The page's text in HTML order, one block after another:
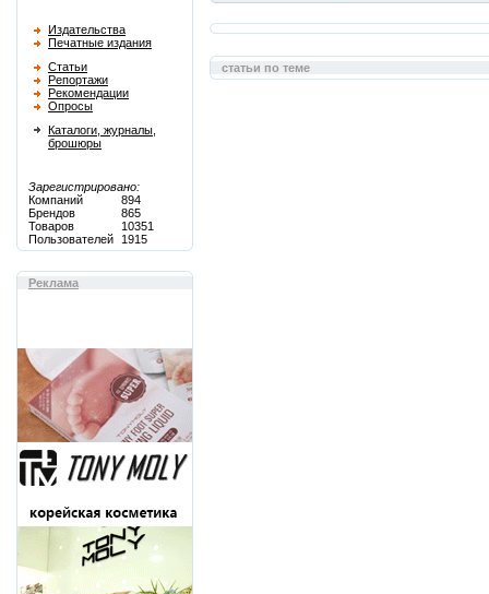
Издательства
Печатные издания
Статьи
Репортажи
Рекомендации
Опросы
Каталоги, журналы,
брошюры
Зарегистрировано:
Компаний
894
Брендов
865
Товаров
10351
Пользователей
1915
Реклама
статьи по теме